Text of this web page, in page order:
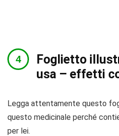
Foglietto
usa – effetti
Legga attentamente questo
questo medicinale perché
per lei.